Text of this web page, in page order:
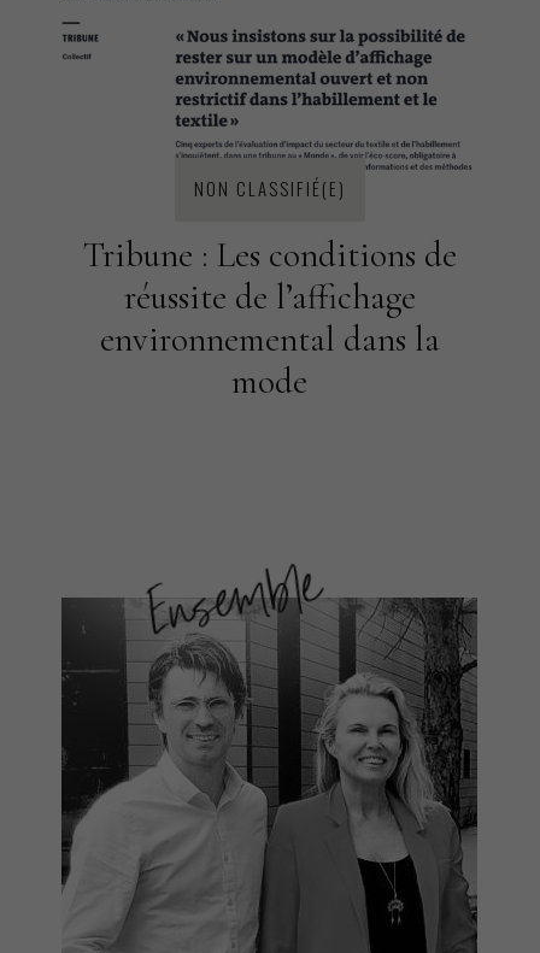
NON CLASSIFIÉ(E)
Tribune : Les conditions de
réussite de l’affichage
environnemental dans la
mode